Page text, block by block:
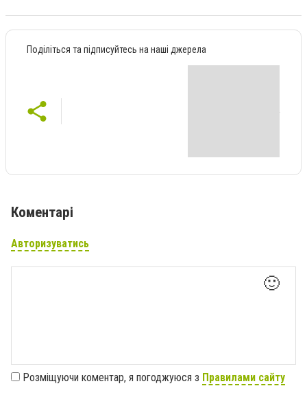
Поділіться та підписуйтесь на наші джерела
Коментарі
Авторизуватись
🙂
Розміщуючи коментар, я погоджуюся з Правилами сайту